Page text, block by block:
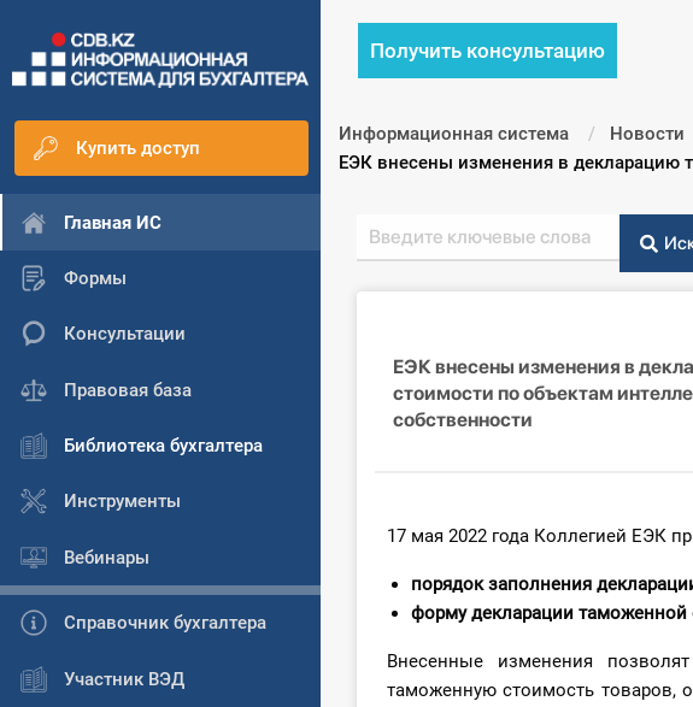
Купить доступ
Главная ИС
Формы
Консультации
Правовая база
Библиотека бухгалтера
Инструменты
Вебинары
Справочник бухгалтера
Участник ВЭД
Получить консультацию
Информационная система
Новости
Текущий:
ЕЭК внесены изменения в декларацию
ЕЭК внесены изменения в
стоимости по объектам
собственности
17 мая 2022 года Коллегией ЕЭК
порядок заполнения
форму декларации таможенной
Внесенные изменения
таможенную стоимость товаров,